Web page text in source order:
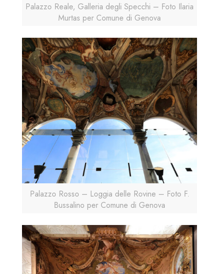
Palazzo Reale, Galleria degli Specchi – Foto Ilaria
Murtas per Comune di Genova
Palazzo Rosso – Loggia delle Rovine – Foto F.
Bussalino per Comune di Genova